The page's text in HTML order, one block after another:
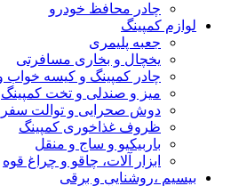
چادر محافظ خودرو
لوازم کمپینگ
جعبه پلیمری
یخچال و بخاری مسافرتی
چادر کمپینگ و کیسه خواب
میز و صندلی و تخت کمپینگ
دوش صحرایی و توالت
ظروف غذاخوری کمپینگ
باربیکیو و ساج و منقل
ابزار آلات، چاقو و چراغ قوه
بیسیم ،روشنایی و برقی